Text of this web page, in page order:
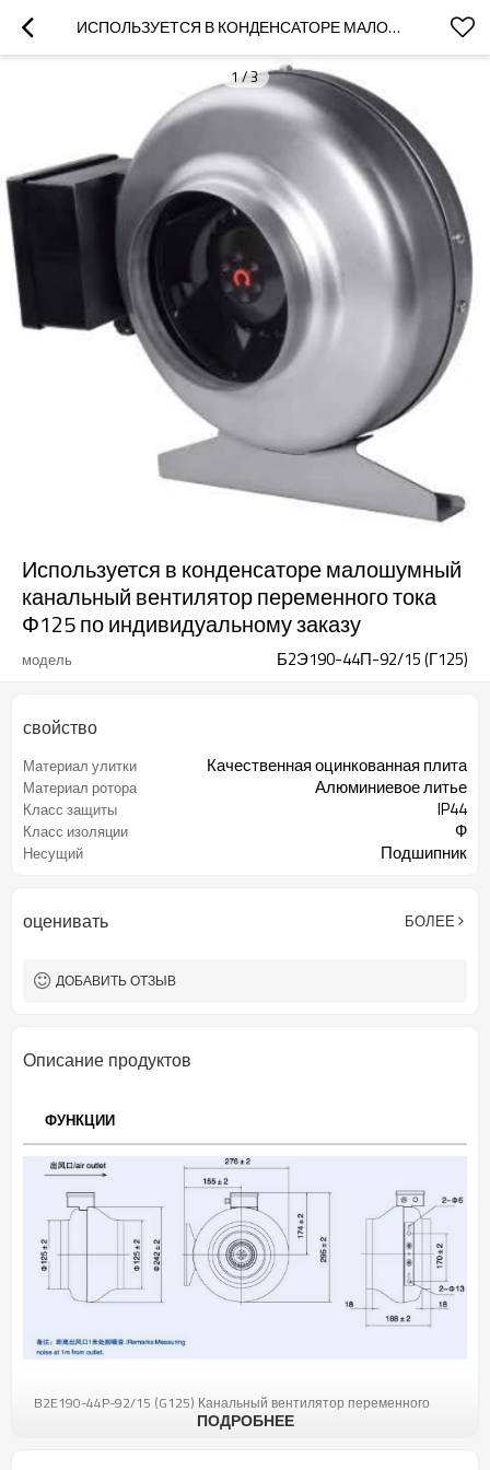
ИСПОЛЬЗУЕТСЯ В КОНДЕНСАТОРЕ МАЛОШУМНЫЙ КАНАЛЬНЫЙ ВЕНТИЛЯТОР ПЕРЕМЕННОГО ТОКА Φ125 ПО ИНДИВИДУАЛЬНОМУ ЗАКАЗУ
1/3
Используется в конденсаторе малошумный
канальный вентилятор переменного тока
Φ125 по индивидуальному заказу
модель Б2Э190-44П-92/15 (Г125)
свойство
Материал улитки Качественная оцинкованная плита
Материал ротора Алюминиевое литье
Класс защиты IP44
Класс изоляции Ф
Несущий Подшипник
оценивать БОЛЕЕ
ДОБАВИТЬ ОТЗЫВ
Описание продуктов
ФУНКЦИИ
B2E190-44P-92/15 (G125) Канальный вентилятор переменного
ПОДРОБНЕЕ